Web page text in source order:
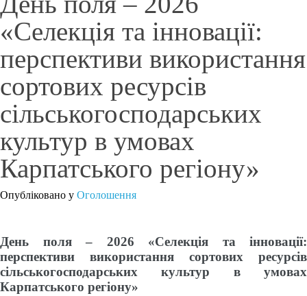
«Селекція та інновації:
перспективи використання
сортових ресурсів
сільськогосподарських
культур в умовах
Карпатського регіону»
Опубліковано у Оголошення
День поля ‒ 2026 «Селекція та інновації:
перспективи використання сортових ресурсів
сільськогосподарських культур в умовах
Карпатського регіону»